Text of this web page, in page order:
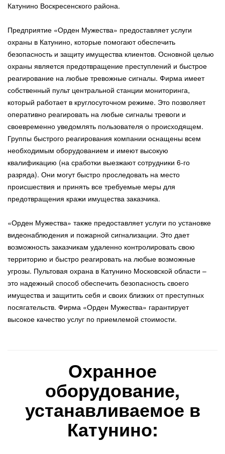
Катунино Воскресенского района.
Предприятие «Орден Мужества» предоставляет услуги
охраны в Катунино, которые помогают обеспечить
безопасность и защиту имущества клиентов. Основной целью
охраны является предотвращение преступлений и быстрое
реагирование на любые тревожные сигналы. Фирма имеет
собственный пульт центральной станции мониторинга,
который работает в круглосуточном режиме. Это позволяет
оперативно реагировать на любые сигналы тревоги и
своевременно уведомлять пользователя о происходящем.
Группы быстрого реагирования компании оснащены всем
необходимым оборудованием и имеют высокую
квалификацию (на сработки выезжают сотрудники 6-го
разряда). Они могут быстро проследовать на место
происшествия и принять все требуемые меры для
предотвращения кражи имущества заказчика.
«Орден Мужества» также предоставляет услуги по установке
видеонаблюдения и пожарной сигнализации. Это дает
возможность заказчикам удаленно контролировать свою
территорию и быстро реагировать на любые возможные
угрозы. Пультовая охрана в Катунино Московской области –
это надежный способ обеспечить безопасность своего
имущества и защитить себя и своих близких от преступных
посягательств. Фирма «Орден Мужества» гарантирует
высокое качество услуг по приемлемой стоимости.
Охранное
оборудование,
устанавливаемое в
Катунино: